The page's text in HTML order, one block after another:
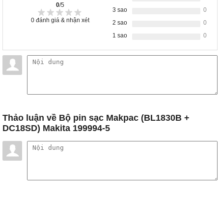
0/5
0 đánh giá & nhận xét
3 sao
0
2 sao
0
1 sao
0
Thảo luận về Bộ pin sạc Makpac (BL1830B +
DC18SD) Makita 199994-5